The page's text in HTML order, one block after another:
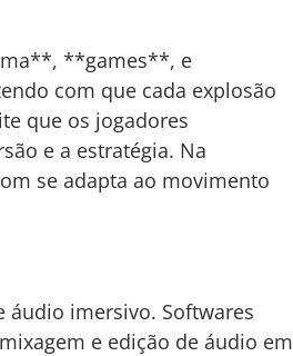
**games**, e
com que cada explosão
que os jogadores
e a estratégia. Na
se adapta ao movimento
áudio imersivo. Softwares
e edição de áudio em